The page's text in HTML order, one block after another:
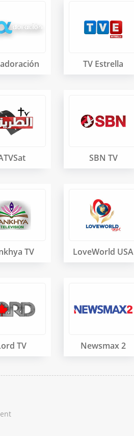
TV Estrella
SBN TV
TV LoveWorld USA
TV Newsmax 2